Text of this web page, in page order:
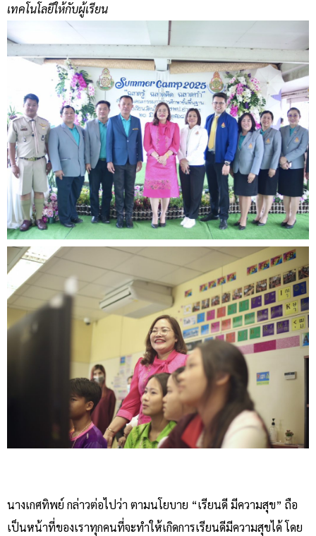
เทคโนโลยีให้กับผู้เรียน
นางเกศทิพย์ กล่าวต่อไปว่า ตามนโยบาย “เรียนดี มีความสุข” ถือ
เป็นหน้าที่ของเราทุกคนที่จะทำให้เกิดการเรียนดีมีความสุขได้ โดย